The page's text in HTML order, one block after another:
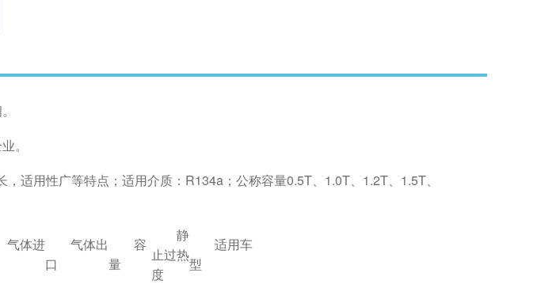
。
适用性广等特点；适用介质：R134a；公称容量0.5T、1.0T、1.2T、1.5T、
气体进
气体出
口
容
量
静
止过热
度
适用车
型